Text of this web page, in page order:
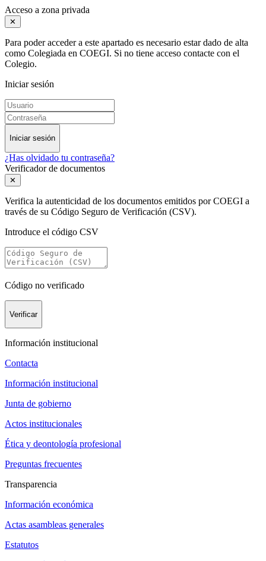
Acceso a zona privada
✕
Para poder acceder a este apartado es necesario estar dado de alta
como Colegiada en COEGI. Si no tiene acceso contacte con el
Colegio.
Iniciar sesión
Iniciar sesión
¿Has olvidado tu contraseña?
Verificador de documentos
✕
Verifica la autenticidad de los documentos emitidos por COEGI a
través de su Código Seguro de Verificación (CSV).
Introduce el código CSV
Código no verificado
Verificar
Información institucional
Contacta
Información institucional
Junta de gobierno
Actos institucionales
Ética y deontología profesional
Preguntas frecuentes
Transparencia
Información económica
Actas asambleas generales
Estatutos